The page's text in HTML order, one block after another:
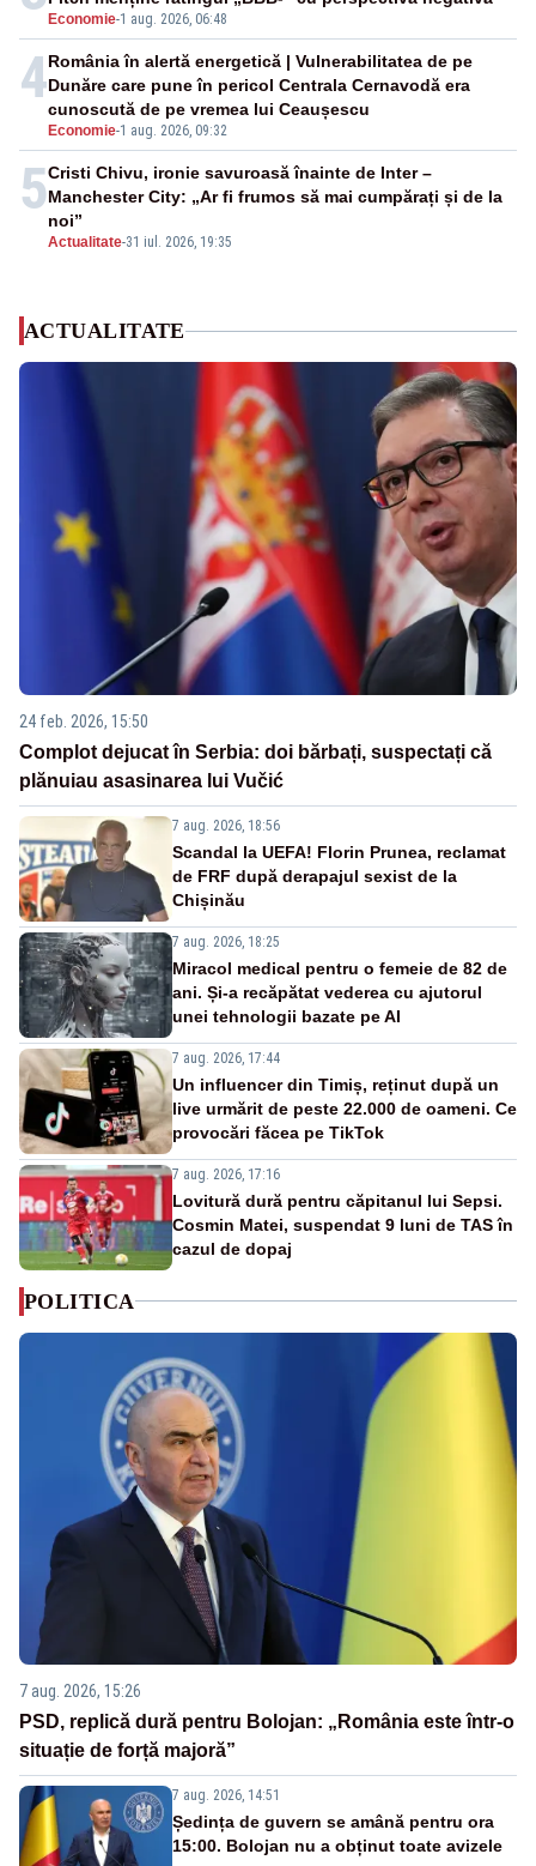
Economie-1 aug. 2026, 06:48
4
Economie-1 aug. 2026, 09:32
România în alertă energetică | Vulnerabilitatea de pe
Dunăre care pune în pericol Centrala Cernavodă era
cunoscută de pe vremea lui Ceaușescu
5
Actualitate-31 iul. 2026, 19:35
Cristi Chivu, ironie savuroasă înainte de Inter –
Manchester City: „Ar fi frumos să mai cumpărați și de la
noi”
ACTUALITATE
24 feb. 2026, 15:50
Complot dejucat în Serbia: doi bărbați, suspectați că
plănuiau asasinarea lui Vučić
7 aug. 2026, 18:56
Scandal la UEFA! Florin Prunea, reclamat
de FRF după derapajul sexist de la
Chișinău
7 aug. 2026, 18:25
Miracol medical pentru o femeie de 82 de
ani. Și-a recăpătat vederea cu ajutorul
unei tehnologii bazate pe AI
7 aug. 2026, 17:44
Un influencer din Timiș, reținut după un
live urmărit de peste 22.000 de oameni. Ce
provocări făcea pe TikTok
7 aug. 2026, 17:16
Lovitură dură pentru căpitanul lui Sepsi.
Cosmin Matei, suspendat 9 luni de TAS în
cazul de dopaj
POLITICA
7 aug. 2026, 15:26
PSD, replică dură pentru Bolojan: „România este într-o
situație de forță majoră”
7 aug. 2026, 14:51
Ședința de guvern se amână pentru ora
15:00. Bolojan nu a obținut toate avizele